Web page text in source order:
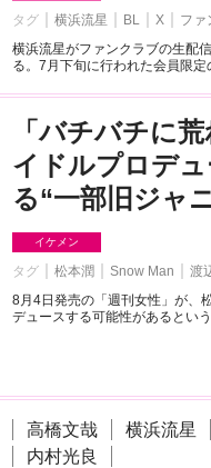
タグ 横浜流星 BL X
ファ
横浜流星がファンクラブの生配
る。7月下旬に行われた会員限
「バチバチに
イドルプロデ
る“一部旧ジャ
イケメン
タグ 松本潤 Snow Man 渡
8月4日発売の「週刊女性」が、
デュースする可能性があるとい
高橋文哉 横浜流星
内村光良